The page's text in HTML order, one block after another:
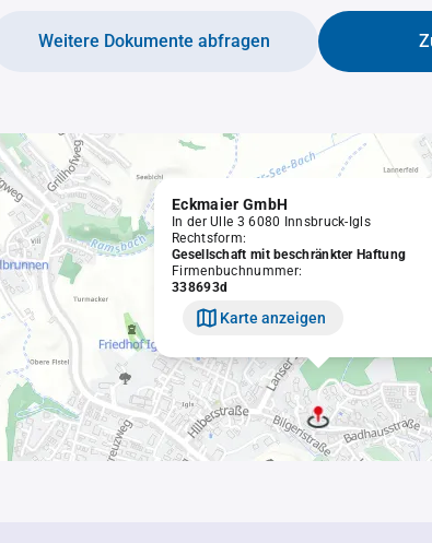
Weitere Dokumente abfragen
Eckmaier GmbH
In der Ulle 3 6080 Innsbruck-Igls
Rechtsform:
Gesellschaft mit beschränkter Haftung
Firmenbuchnummer:
338693d
Karte anzeigen